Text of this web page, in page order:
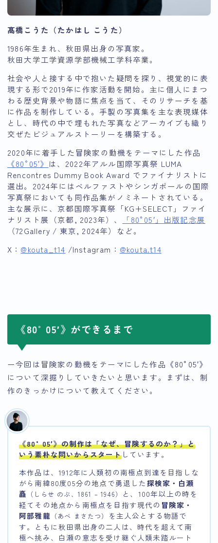
髙橋こうた（たかはし こうた）
1986年生まれ、秋田県出身の写真家。
秋田大学工学資源学部機械工学科卒業。
社会や人と接する中で抱いた疑問を探り、視覚的に表
現する形で2019年に作家活動を開始。主に個人にまつ
わる歴史背景や物語に焦点を当て、そのリサーチを基
に作品を制作している。手製の写真集を主な表現媒体
とし、時代の中で埋もれた写真などアーカイブも織り
交ぜたビジュアルストーリーを構築する。
2020年に着手した冒険家の動機をテーマにした作品
《80°05′》 は、2022年アルル国際写真祭 LUMA
Rencontres Dummy Book Award でファイナリストに
選出。2024年にはベルファストやシンガポールの国際
写真祭においても同作品集がノミネートされている。
主な展示に、京都国際写真祭「KG+SELECT」ファイ
ナリスト展（京都, 2023年）、
「80°05′」出版記念展
（72Gallery / 東京, 2024年）など。
X： @kouta_t14 /Instagram： @kouta.t14
《80°05′》ができるまで
ー今回は冒険家の動機をテーマにした作品《80°05′》
について深掘りしていきたいと思います。まずは、制
作のきっかけについて教えてください。
《80°05′》の制作は「なぜ、冒険するのか？」と
いう素朴な問いからスタートしています。
本作品は、1912年に人類初の南極点到達を目指しな
がら南緯80度05分の地点で勇退した探検家・白瀬
矗 （しらせ のぶ、1861 – 1946）
と、100年以上の時を
経てその地点から南極点を目指す現代の 冒険家・
阿部雅龍 （あべ まさたつ）
を主人公とする物語で
す。ともに秋田県出身の二人は、時代を超えて南
極へ挑み、白瀬の意志を受け継ぐ人類未踏ルート